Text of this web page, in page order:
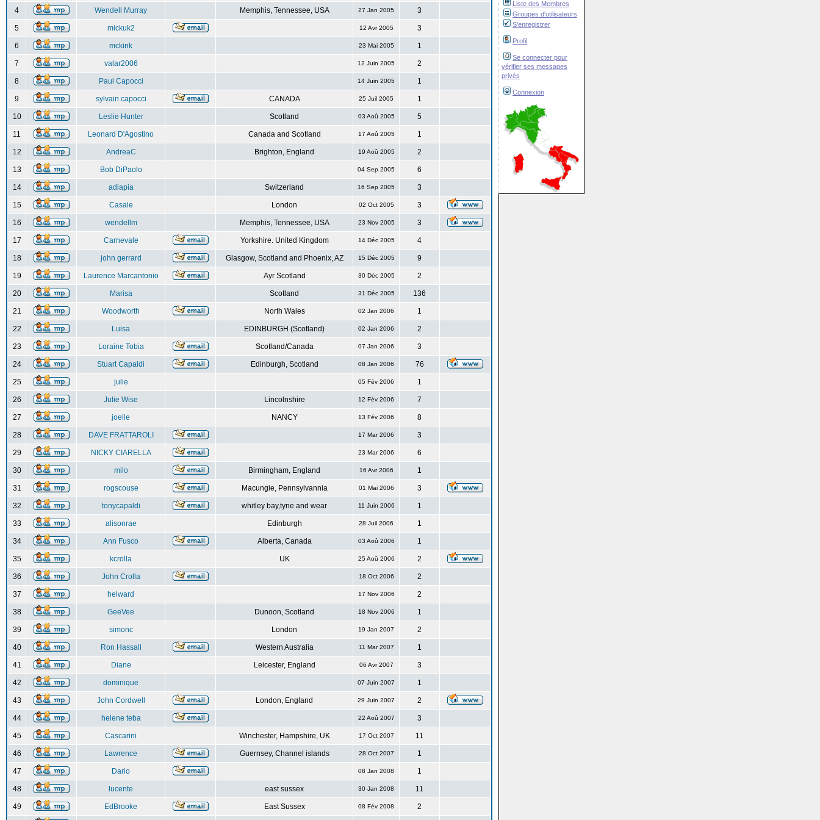
Liste des Membres
Groupes d'utilisateurs
S'enregistrer
Profil
Se connecter pour
vérifier ses messages
privés
Connexion
4 Wendell Murray Memphis, Tennessee, USA 27 Jan 2005 3
5 mickuk2 12 Avr 2005 3
6 mckink 23 Mai 2005 1
7 valar2006 12 Juin 2005 2
8 Paul Capocci 14 Juin 2005 1
9 sylvain capocci CANADA 25 Juil 2005 1
10 Leslie Hunter Scotland 03 Aoû 2005 5
11 Leonard D'Agostino Canada and Scotland 17 Aoû 2005 1
12 AndreaC Brighton, England 19 Aoû 2005 2
13 Bob DiPaolo 04 Sep 2005 6
14 adiapia Switzerland 16 Sep 2005 3
15 Casale London 02 Oct 2005 3
16 wendellm Memphis, Tennessee, USA 23 Nov 2005 3
17 Carnevale Yorkshire. United Kingdom 14 Déc 2005 4
18 john gerrard Glasgow, Scotland and Phoenix, AZ 15 Déc 2005 9
19 Laurence Marcantonio Ayr Scotland 30 Déc 2005 2
20 Marisa Scotland 31 Déc 2005 136
21 Woodworth North Wales 02 Jan 2006 1
22 Luisa EDINBURGH (Scotland) 02 Jan 2006 2
23 Loraine Tobia Scotland/Canada 07 Jan 2006 3
24 Stuart Capaldi Edinburgh, Scotland 08 Jan 2006 76
25 julie 05 Fév 2006 1
26 Julie Wise Lincolnshire 12 Fév 2006 7
27 joelle NANCY 13 Fév 2006 8
28 DAVE FRATTAROLI 17 Mar 2006 3
29 NICKY CIARELLA 23 Mar 2006 6
30 milo Birmingham, England 16 Avr 2006 1
31 rogscouse Macungie, Pennsylvannia 01 Mai 2006 3
32 tonycapaldi whitley bay,tyne and wear 11 Juin 2006 1
33 alisonrae Edinburgh 28 Juil 2006 1
34 Ann Fusco Alberta, Canada 03 Aoû 2006 1
35 kcrolla UK 25 Aoû 2006 2
36 John Crolla 18 Oct 2006 2
37 helward 17 Nov 2006 2
38 GeeVee Dunoon, Scotland 18 Nov 2006 1
39 simonc London 19 Jan 2007 2
40 Ron Hassall Western Australia 11 Mar 2007 1
41 Diane Leicester, England 06 Avr 2007 3
42 dominique 07 Juin 2007 1
43 John Cordwell London, England 29 Juin 2007 2
44 helene teba 22 Aoû 2007 3
45 Cascarini Winchester, Hampshire, UK 17 Oct 2007 11
46 Lawrence Guernsey, Channel islands 28 Oct 2007 1
47 Dario 08 Jan 2008 1
48 lucente east sussex 30 Jan 2008 11
49 EdBrooke East Sussex 08 Fév 2008 2